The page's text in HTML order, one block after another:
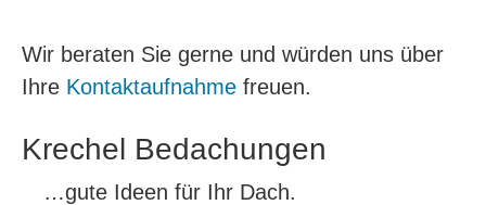
Wir beraten Sie gerne und würden uns über
Ihre Kontaktaufnahme freuen.
Krechel Bedachungen
…gute Ideen für Ihr Dach.